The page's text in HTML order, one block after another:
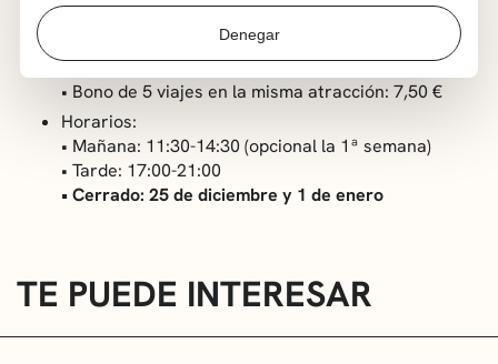
Denegar
Lugar: Plaza Estación de Las Arenas
• 1 viaje: 2 €
• Bono de 5 viajes en la misma atracción: 7,50 €
Horarios:
• Mañana: 11:30-14:30 (opcional la 1ª semana)
• Tarde: 17:00-21:00
• Cerrado: 25 de diciembre y 1 de enero
TE PUEDE INTERESAR